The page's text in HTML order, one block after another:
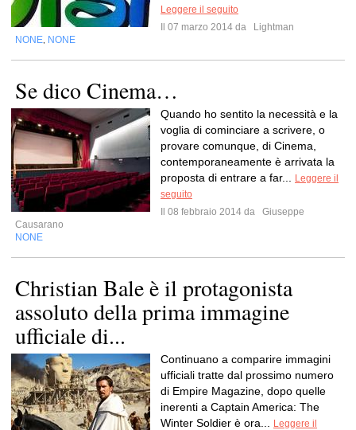
Leggere il seguito
Il 07 marzo 2014 da
Lightman
NONE NONE
Se dico Cinema…
Quando ho sentito la necessità e la
voglia di cominciare a scrivere, o
provare comunque, di Cinema,
contemporaneamente è arrivata la
proposta di entrare a far...
Leggere il
seguito
Il 08 febbraio 2014 da
Giuseppe
Causarano
NONE
Christian Bale è il protagonista
assoluto della prima immagine
ufficiale di...
Continuano a comparire immagini
ufficiali tratte dal prossimo numero
di Empire Magazine, dopo quelle
inerenti a Captain America: The
Winter Soldier è ora...
Leggere il